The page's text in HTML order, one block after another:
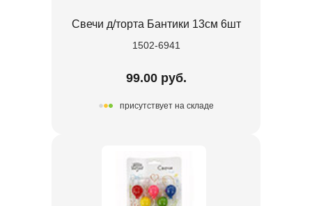
Свечи д/торта Бантики 13см 6шт
1502-6941
99.00 руб.
присутствует на складе